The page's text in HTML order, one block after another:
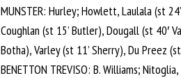
MUNSTER: Hurley; Howlett, Laulala (st
Coughlan (st 15’ Butler), Dougall (st 40′
Botha), Varley (st 11’ Sherry), Du Preez
BENETTON TREVISO: B. Williams;